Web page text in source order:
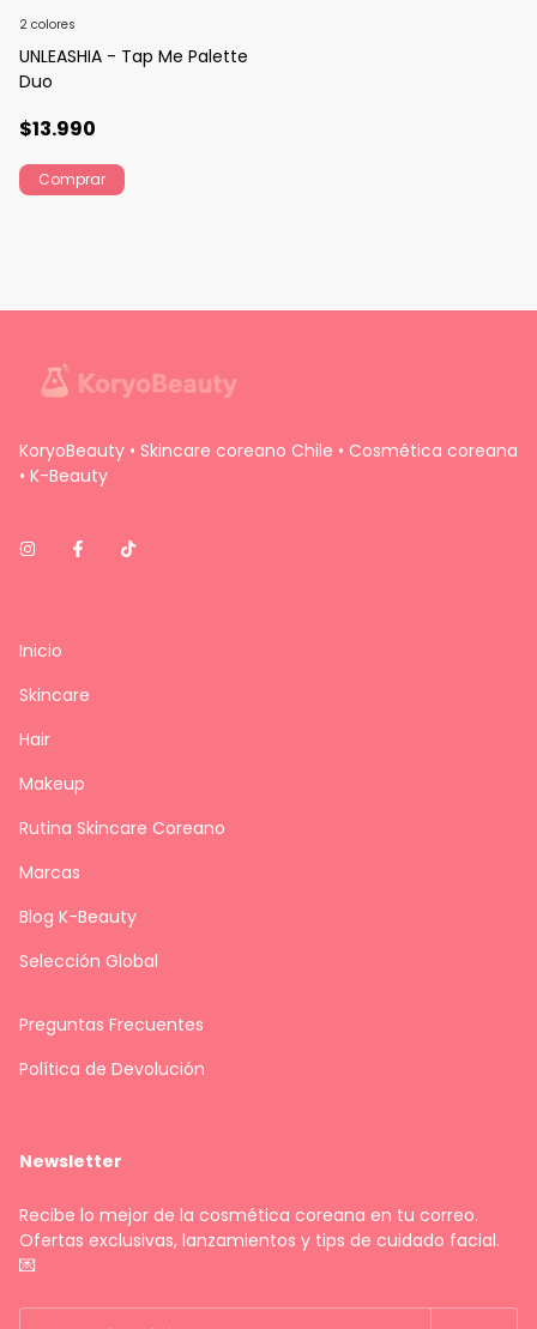
UNLEASHIA - Tap Me Palette
Duo
$13.990
2 colores
Comprar
KoryoBeauty • Skincare coreano Chile • Cosmética coreana
• K-Beauty
Inicio
Skincare
Hair
Makeup
Rutina Skincare Coreano
Marcas
Blog K-Beauty
Selección Global
Preguntas Frecuentes
Política de Devolución
Newsletter
Recibe lo mejor de la cosmética coreana en tu correo.
Ofertas exclusivas, lanzamientos y tips de cuidado facial.
💌